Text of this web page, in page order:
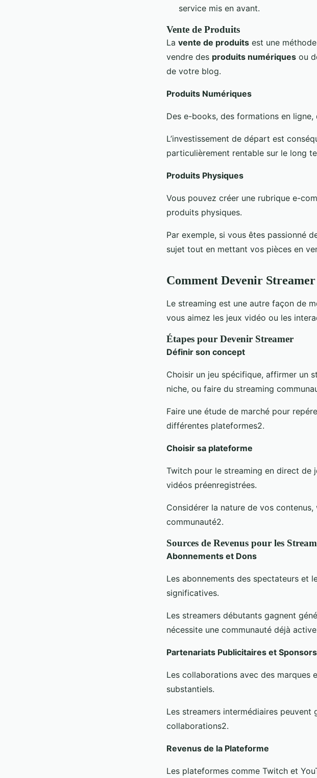
service mis en avant.
Vente de Produits
La vente de produits est une
vendre des produits numériques ou
de votre blog.
Produits Numériques
Des e-books, des formations en
L’investissement de départ est
particulièrement rentable sur le long
Produits Physiques
Vous pouvez créer une rubrique e-
produits physiques.
Par exemple, si vous êtes passionné
sujet tout en mettant vos pièces en
Comment Devenir
Le streaming est une autre façon de
vous aimez les jeux vidéo ou les
Étapes pour Devenir Streamer
Définir son concept
Choisir un jeu spécifique, affirmer un
niche, ou faire du streaming
Faire une étude de marché pour
différentes plateformes2.
Choisir sa plateforme
Twitch pour le streaming en direct de
vidéos préenregistrées.
Considérer la nature de vos
communauté2.
Sources de Revenus pour les
Abonnements et Dons
Les abonnements des spectateurs et
significatives.
Les streamers débutants gagnent
nécessite une communauté déjà
Partenariats Publicitaires et Sponsors
Les collaborations avec des marques
substantiels.
Les streamers intermédiaires
collaborations2.
Revenus de la Plateforme
Les plateformes comme Twitch et